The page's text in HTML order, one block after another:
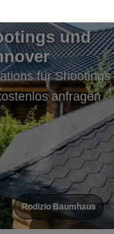
und
für Shootings
anfragen
Hardenbergsches Haus
und
für Shootings
anfragen
Rodizio Baumhaus